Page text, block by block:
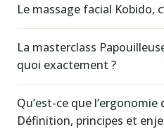
Le massage facial Kobido,
La masterclass
quoi exactement ?
Qu’est-ce que
Définition, principes et